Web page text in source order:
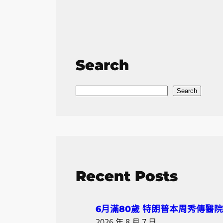
Search
S
h
Search
Recent Posts
6月滿80歲 特朗普本周秀傳醫